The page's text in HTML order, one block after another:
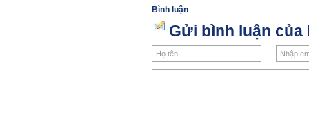
Bình luận
Gửi bình luận của